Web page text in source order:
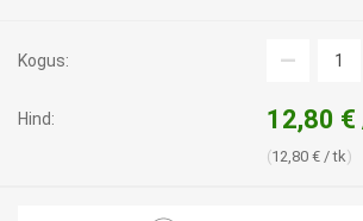
Kogus:
Hind: 12,80
12,80 € / tk